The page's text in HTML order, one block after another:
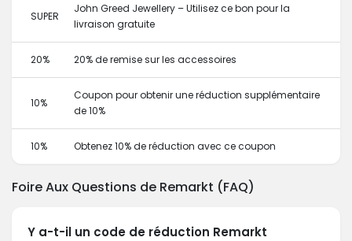
SUPER
John Greed Jewellery – Utilisez ce bon pour la
livraison gratuite
20% 20% de remise sur les accessoires
10%
Coupon pour obtenir une réduction supplémentaire
de 10%
10% Obtenez 10% de réduction avec ce coupon
Foire Aux Questions de Remarkt (FAQ)
Y a-t-il un code de réduction Remarkt